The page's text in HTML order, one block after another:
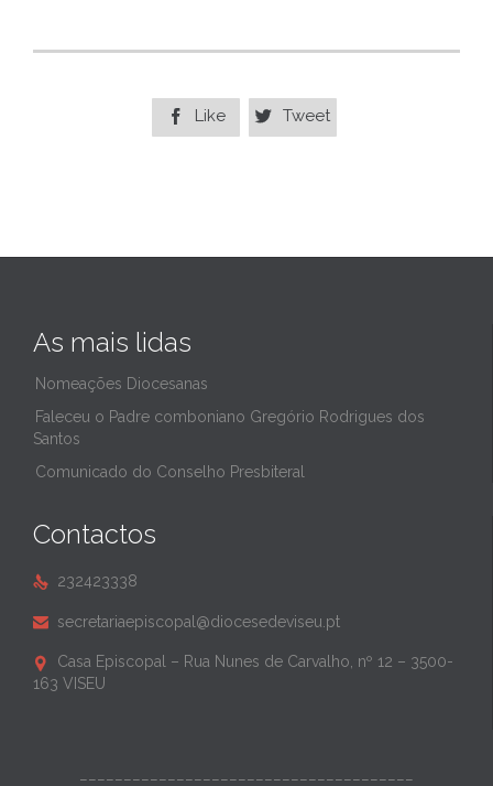
 Like  Tweet
As mais lidas
Nomeações Diocesanas
Faleceu o Padre comboniano Gregório Rodrigues dos
Santos
Comunicado do Conselho Presbiteral
Contactos
 232423338
 secretariaepiscopal@diocesedeviseu.pt

Casa Episcopal – Rua Nunes de Carvalho, nº 12 – 3500-
163 VISEU